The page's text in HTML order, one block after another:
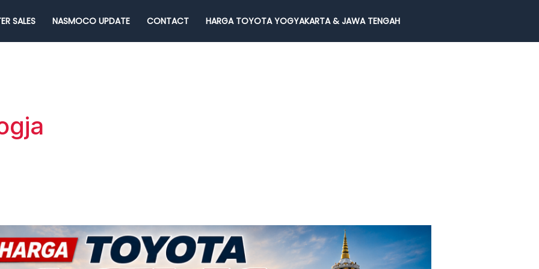
SALES NASMOCO UPDATE CONTACT HARGA TOYOTA YOGYAKARTA & JAWA TENGAH